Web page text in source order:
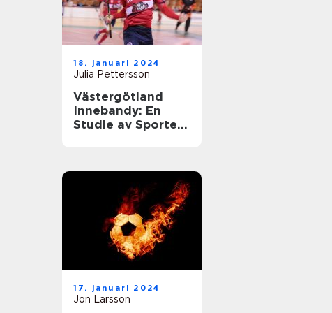
18. januari 2024
Julia Pettersson
Västergötland
Innebandy: En
Studie av Sporten
17. januari 2024
Jon Larsson